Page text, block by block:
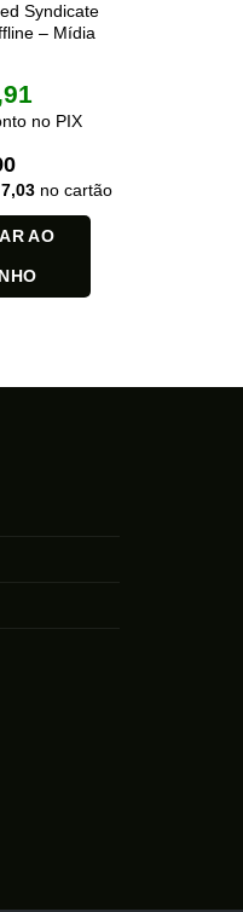
Syndicate
– Mídia
no PIX
7,03 no cartão
AO